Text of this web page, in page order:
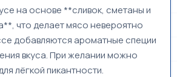
на основе **сливок, сметаны и
что делает мясо невероятно
добавляются ароматные специи
вкуса. При желании можно
лёгкой пикантности.